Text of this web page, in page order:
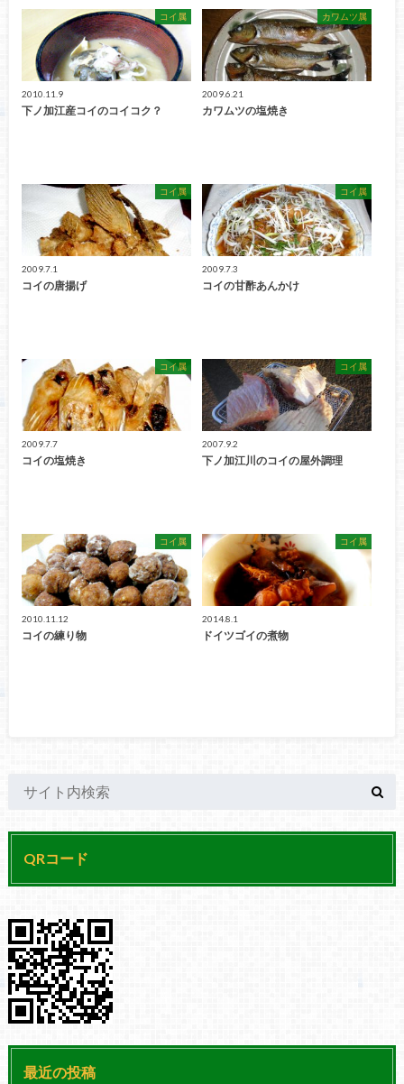
コイ属
2010.11.9
下ノ加江産コイのコイコク？
カワムツ属
2009.6.21
カワムツの塩焼き
コイ属
2009.7.1
コイの唐揚げ
コイ属
2009.7.3
コイの甘酢あんかけ
コイ属
2009.7.7
コイの塩焼き
コイ属
2007.9.2
下ノ加江川のコイの屋外調理
コイ属
2010.11.12
コイの練り物
コイ属
2014.8.1
ドイツゴイの煮物
QRコード
最近の投稿